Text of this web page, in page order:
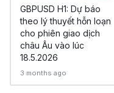
GBPUSD H1: Dự báo
theo lý thuyết hỗn loạn
cho phiên giao dịch
châu Âu vào lúc
18.5.2026
3 months ago